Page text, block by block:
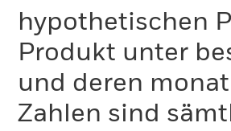
hypothetischen
Produkt unter
und deren
Zahlen sind